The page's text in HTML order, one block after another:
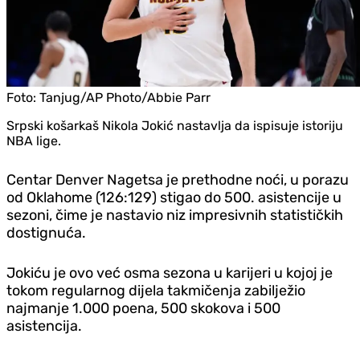
Foto: Tanjug/AP Photo/Abbie Parr
Srpski košarkaš Nikola Jokić nastavlja da ispisuje istoriju
NBA lige.
Centar Denver Nagetsa je prethodne noći, u porazu
od Oklahome (126:129) stigao do 500. asistencije u
sezoni, čime je nastavio niz impresivnih statističkih
dostignuća.
Jokiću je ovo već osma sezona u karijeri u kojoj je
tokom regularnog dijela takmičenja zabilježio
najmanje 1.000 poena, 500 skokova i 500
asistencija.